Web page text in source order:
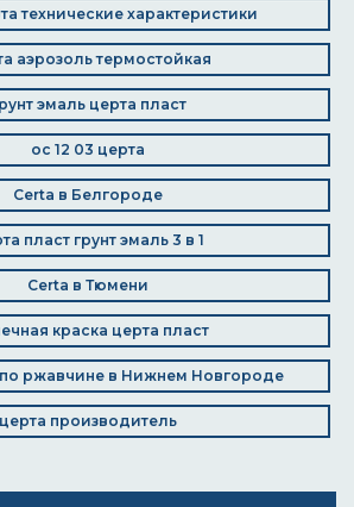
технические характеристики
аэрозоль термостойкая
эмаль церта пласт
ос 12 03 церта
Certa в Белгороде
пласт грунт эмаль 3 в 1
Certa в Тюмени
краска церта пласт
по ржавчине в Нижнем Новгороде
церта производитель